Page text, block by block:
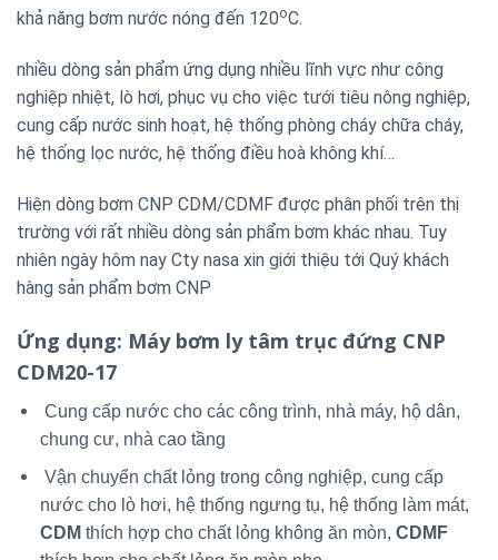
khả năng bơm nước nóng đến 120oC.
nhiều dòng sản phẩm ứng dụng nhiều lĩnh vực như công
nghiệp nhiệt, lò hơi, phục vụ cho việc tưới tiêu nông nghiệp,
cung cấp nước sinh hoạt, hệ thống phòng cháy chữa cháy,
hệ thống lọc nước, hệ thống điều hoà không khí…
Hiện dòng bơm CNP CDM/CDMF được phân phối trên thị
trường với rất nhiều dòng sản phẩm bơm khác nhau. Tuy
nhiên ngày hôm nay Cty nasa xin giới thiệu tới Quý khách
hàng sản phẩm bơm CNP
Ứng dụng: Máy bơm ly tâm trục đứng CNP
CDM20-17
Cung cấp nước cho các công trình, nhà máy, hộ dân,
chung cư, nhà cao tầng
Vận chuyển chất lỏng trong công nghiệp, cung cấp
nước cho lò hơi, hệ thống ngưng tụ, hệ thống làm mát,
CDM thích hợp cho chất lỏng không ăn mòn, CDMF